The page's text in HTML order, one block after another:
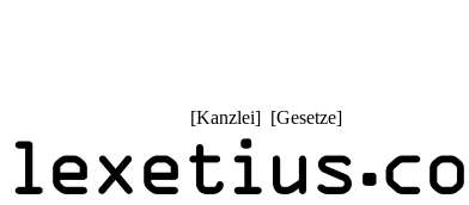
[Kanzlei] [Gesetze]